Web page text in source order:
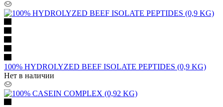
100% HYDROLYZED BEEF ISOLATE PEPTIDES (0,9 KG)
Нет в наличии